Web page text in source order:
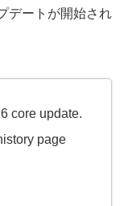
デートが開始され
core update.
page